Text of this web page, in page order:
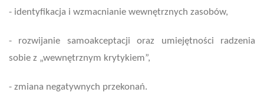
- identyfikacja i wzmacnianie wewnętrznych zasobów,
- rozwijanie samoakceptacji oraz umiejętności radzenia
sobie z „wewnętrznym krytykiem”,
- zmiana negatywnych przekonań.